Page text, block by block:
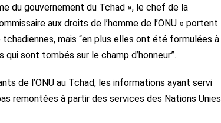
du gouvernement du Tchad », le chef de la
aux droits de l’homme de l’ONU « portent
mais “en plus elles ont été formulées à
sont tombés sur le champ d’honneur”.
de l’ONU au Tchad, les informations ayant servi
remontées à partir des services des Nations Unies